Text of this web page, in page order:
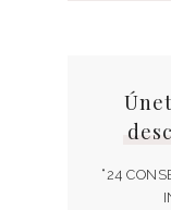
“24